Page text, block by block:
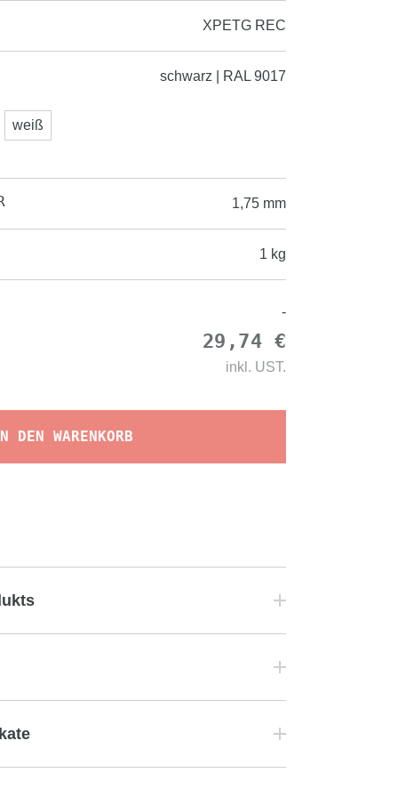
XPETG REC
schwarz | RAL 9017
weiß
1,75 mm
1 kg
-
29,74 €
inkl. UST.
DEN WARENKORB